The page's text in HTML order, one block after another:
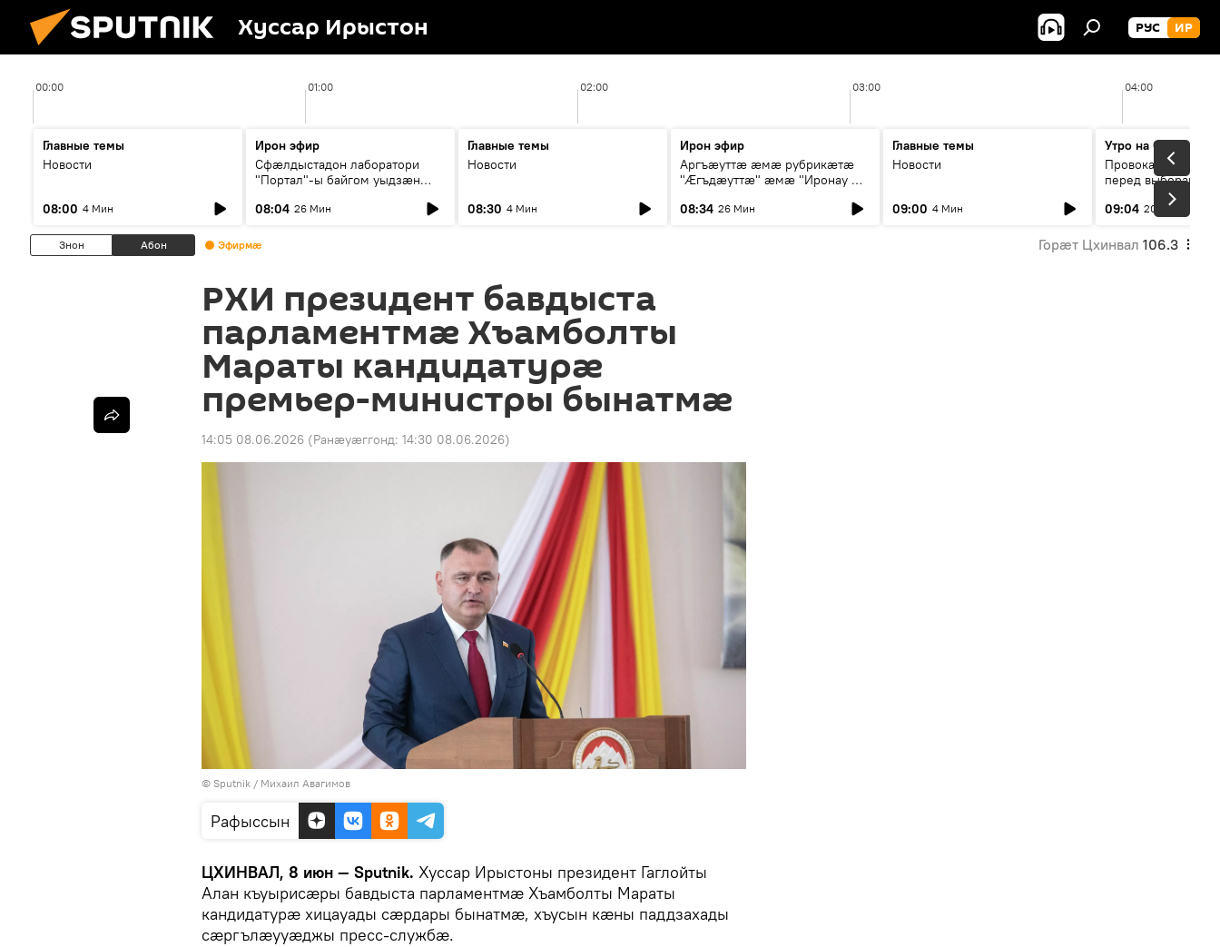
Хуссар Ирыстон РУС ИР
00:00 01:00 02:00 03:00 04:00
Главные темы
Новости
08:00 4 Мин
Ирон эфир
Сфæлдыстадон лаборатори
"Портал"-ы байгом уыдзæн
Æхсары куыстыты равдыст
08:04 26 Мин
Главные темы
Новости
08:30 4 Мин
Ирон эфир
Аргъæуттæ æмæ рубрикæтæ
"Æгъдæуттæ" æмæ "Иронау æй
08:34 26 Мин
Главные темы
Новости
09:00 4 Мин
Утро на Спутнике
Провокации со
перед выборами в
09:04 20 Мин
Знон Абон Эфирмæ Горӕт Цхинвал 106.3
РХИ президент бавдыста
парламентмӕ Хъамболты
Мараты кандидатурӕ
премьер-министры бынатмӕ
14:05 08.06.2026 (Ранӕуӕггонд: 14:30 08.06.2026)
© Sputnik / Михаил Авагимов
Рафыссын
ЦХИНВАЛ, 8 июн — Sputnik. Хуссар Ирыстоны президент Гаглойты
Алан къуырисӕры бавдыста парламентмӕ Хъамболты Мараты
кандидатурӕ хицауады сӕрдары бынатмӕ, хъусын кӕны паддзахады
сӕргълӕууӕджы пресс-службӕ.